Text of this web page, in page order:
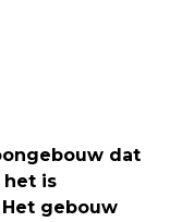
dat
het is
gebouw